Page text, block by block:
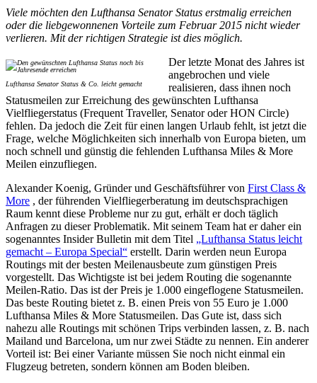
Viele möchten den Lufthansa Senator Status erstmalig erreichen
oder die liebgewonnenen Vorteile zum Februar 2015 nicht wieder
verlieren. Mit der richtigen Strategie ist dies möglich.
Lufthansa Senator Status & Co. leicht gemacht
Der letzte Monat des Jahres ist
angebrochen und viele
realisieren, dass ihnen noch
Statusmeilen zur Erreichung des gewünschten Lufthansa
Vielfliegerstatus (Frequent Traveller, Senator oder HON Circle)
fehlen. Da jedoch die Zeit für einen langen Urlaub fehlt, ist jetzt die
Frage, welche Möglichkeiten sich innerhalb von Europa bieten, um
noch schnell und günstig die fehlenden Lufthansa Miles & More
Meilen einzufliegen.
Alexander Koenig, Gründer und Geschäftsführer von First Class &
More , der führenden Vielfliegerberatung im deutschsprachigen
Raum kennt diese Probleme nur zu gut, erhält er doch täglich
Anfragen zu dieser Problematik. Mit seinem Team hat er daher ein
sogenanntes Insider Bulletin mit dem Titel „Lufthansa Status leicht
gemacht – Europa Special“ erstellt. Darin werden neun Europa
Routings mit der besten Meilenausbeute zum günstigen Preis
vorgestellt. Das Wichtigste ist bei jedem Routing die sogenannte
Meilen-Ratio. Das ist der Preis je 1.000 eingeflogene Statusmeilen.
Das beste Routing bietet z. B. einen Preis von 55 Euro je 1.000
Lufthansa Miles & More Statusmeilen. Das Gute ist, dass sich
nahezu alle Routings mit schönen Trips verbinden lassen, z. B. nach
Mailand und Barcelona, um nur zwei Städte zu nennen. Ein anderer
Vorteil ist: Bei einer Variante müssen Sie noch nicht einmal ein
Flugzeug betreten, sondern können am Boden bleiben.